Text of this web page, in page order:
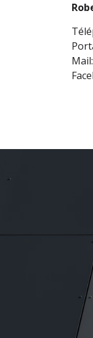
Mail: